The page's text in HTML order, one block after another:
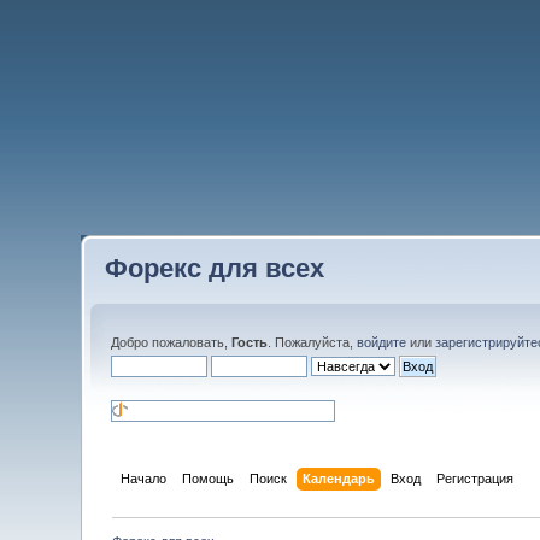
Форекс для всех
Добро пожаловать,Гость . Пожалуйста,войдите или
Начало Помощь Поиск Календарь Вход Регистрация